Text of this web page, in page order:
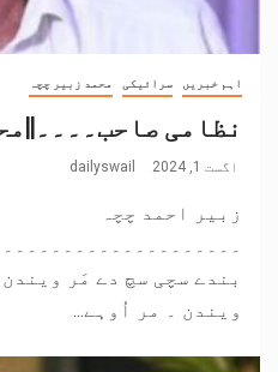
اہم خبریں سرائیکی محمد زبیر چچہ
نظامی
اگست 1, 2024 dailyswail
زبیر احمد چچہ
بندے سچی سچ دے مَر
ویندن ۔ مر اُوہے...